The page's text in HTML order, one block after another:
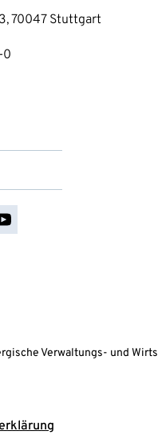
70047 Stuttgart
0
Verwaltungs- und